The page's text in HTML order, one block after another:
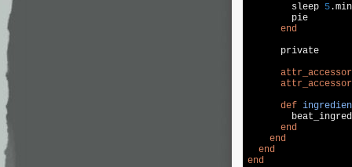
        sleep
5
        pie
end
      private
attr_accessor
attr_accessor
def
end
end
end
end